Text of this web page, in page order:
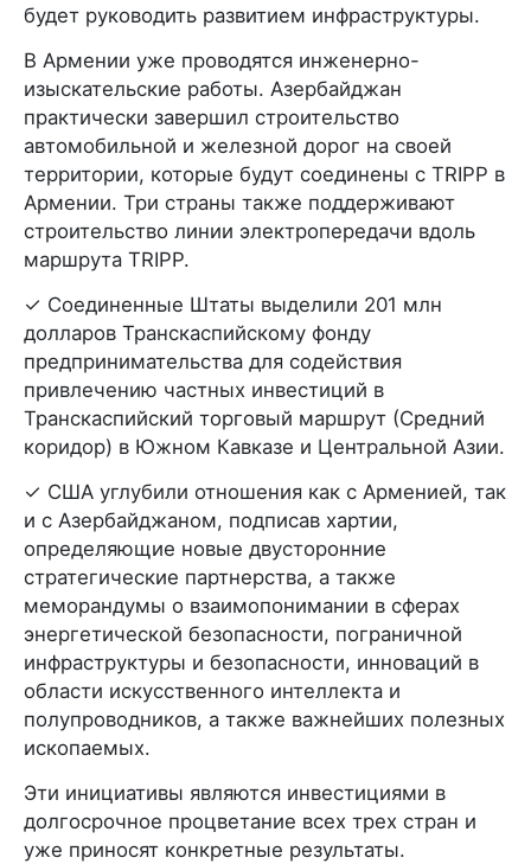
будет руководить развитием инфраструктуры.
В Армении уже проводятся инженерно-
изыскательские работы. Азербайджан
практически завершил строительство
автомобильной и железной дорог на своей
территории, которые будут соединены с TRIPP в
Армении. Три страны также поддерживают
строительство линии электропередачи вдоль
маршрута TRIPP.
✓ Соединенные Штаты выделили 201 млн
долларов Транскаспийскому фонду
предпринимательства для содействия
привлечению частных инвестиций в
Транскаспийский торговый маршрут (Средний
коридор) в Южном Кавказе и Центральной Азии.
✓ США углубили отношения как с Арменией, так
и с Азербайджаном, подписав хартии,
определяющие новые двусторонние
стратегические партнерства, а также
меморандумы о взаимопонимании в сферах
энергетической безопасности, пограничной
инфраструктуры и безопасности, инноваций в
области искусственного интеллекта и
полупроводников, а также важнейших полезных
ископаемых.
Эти инициативы являются инвестициями в
долгосрочное процветание всех трех стран и
уже приносят конкретные результаты.